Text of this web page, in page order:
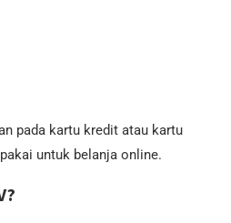
pada kartu kredit atau kartu
untuk belanja online.